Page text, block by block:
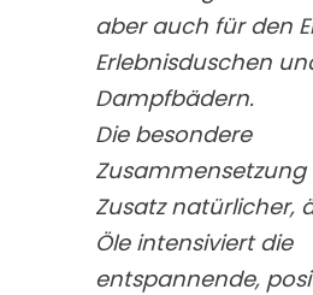
aber auch für den
Erlebnisduschen
Dampfbädern.
Die besondere
Zusatz natürlicher,
Öle intensiviert die
entspannende,